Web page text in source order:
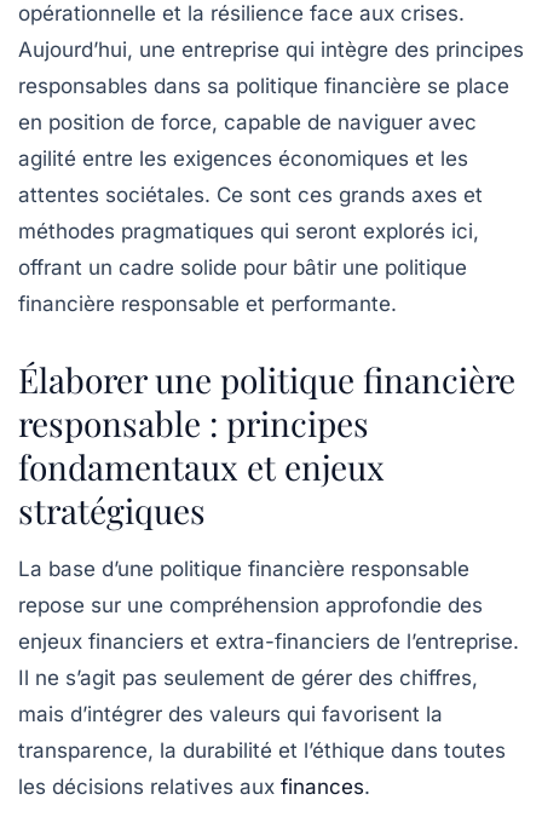
opérationnelle et la résilience face aux crises.
Aujourd’hui, une entreprise qui intègre des principes
responsables dans sa politique financière se place
en position de force, capable de naviguer avec
agilité entre les exigences économiques et les
attentes sociétales. Ce sont ces grands axes et
méthodes pragmatiques qui seront explorés ici,
offrant un cadre solide pour bâtir une politique
financière responsable et performante.
Élaborer une politique financière
responsable : principes
fondamentaux et enjeux
stratégiques
La base d’une politique financière responsable
repose sur une compréhension approfondie des
enjeux financiers et extra-financiers de l’entreprise.
Il ne s’agit pas seulement de gérer des chiffres,
mais d’intégrer des valeurs qui favorisent la
transparence, la durabilité et l’éthique dans toutes
les décisions relatives aux finances.